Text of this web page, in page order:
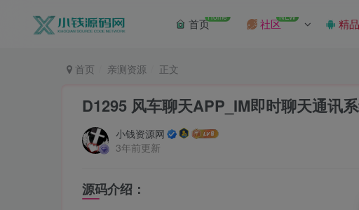
首页Home 社区NEW 精
首页 亲测资源 正文
D1295 风车聊天APP_IM即时聊天通讯
小钱资源网
3年前更新
源码介绍：